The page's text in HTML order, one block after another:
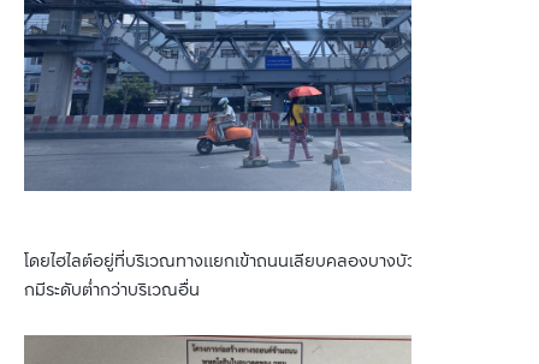
โดยไฮไลต์อยู่ที่บริเวณทางแยกเข้าถนนเลียบคลองบางบัว ที่สกายวอล์
กมีระดับต่ำกว่าบริเวณอื่น